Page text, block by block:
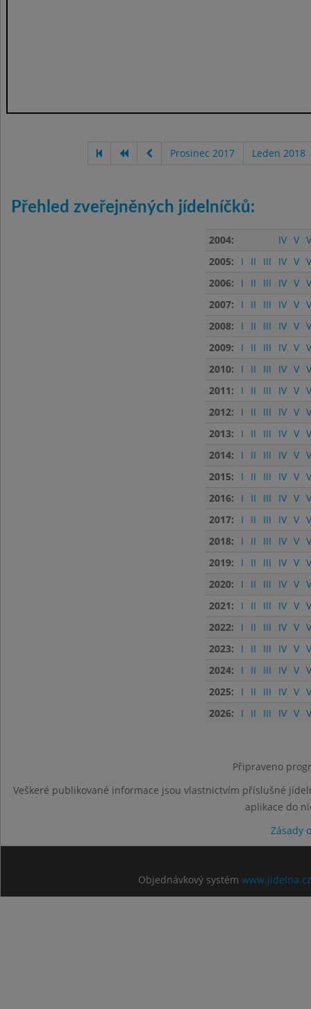
Prosinec 2017 Leden 2018
Přehled zveřejněných jídelníčků:
2004: IV V
2005:
I II III IV V
2006:
I II III IV V
2007:
I II III IV V
2008:
I II III IV V
2009:
I II III IV V
2010:
I II III IV V
2011:
I II III IV V
2012:
I II III IV V
2013:
I II III IV V
2014:
I II III IV V
2015:
I II III IV V
2016:
I II III IV V
2017:
I II III IV V
2018:
I II III IV V
2019:
I II III IV V
2020:
I II III IV V
2021:
I II III IV V
2022:
I II III IV V
2023:
I II III IV V
2024:
I II III IV V
2025:
I II III IV V
2026:
I II III IV V
Připraveno
Veškeré publikované informace jsou vlastnictvím příslušné
aplikace do
Zásady
Objednávkový systém www.jidelna.cz